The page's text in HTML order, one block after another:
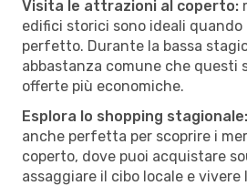
Visita le attrazioni al coperto:
edifici storici sono ideali quando
perfetto. Durante la bassa
abbastanza comune che questi
offerte più economiche.
Esplora lo shopping stagionale:
anche perfetta per scoprire i
coperto, dove puoi acquistare
assaggiare il cibo locale e